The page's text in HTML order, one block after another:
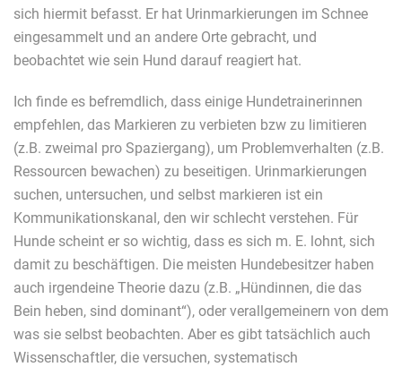
sich hiermit befasst. Er hat Urinmarkierungen im Schnee
eingesammelt und an andere Orte gebracht, und
beobachtet wie sein Hund darauf reagiert hat.
Ich finde es befremdlich, dass einige Hundetrainerinnen
empfehlen, das Markieren zu verbieten bzw zu limitieren
(z.B. zweimal pro Spaziergang), um Problemverhalten (z.B.
Ressourcen bewachen) zu beseitigen. Urinmarkierungen
suchen, untersuchen, und selbst markieren ist ein
Kommunikationskanal, den wir schlecht verstehen. Für
Hunde scheint er so wichtig, dass es sich m. E. lohnt, sich
damit zu beschäftigen. Die meisten Hundebesitzer haben
auch irgendeine Theorie dazu (z.B. „Hündinnen, die das
Bein heben, sind dominant“), oder verallgemeinern von dem
was sie selbst beobachten. Aber es gibt tatsächlich auch
Wissenschaftler, die versuchen, systematisch